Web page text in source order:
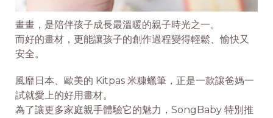
畫畫，是陪伴孩子成長最溫暖的親子時光之一。
而好的畫材，更能讓孩子的創作過程變得輕鬆、愉快又
安全。
風靡日本、歐美的 Kitpas 米糠蠟筆，正是一款讓爸媽一
試就愛上的好用畫材。
為了讓更多家庭親手體驗它的魅力，SongBaby 特別推